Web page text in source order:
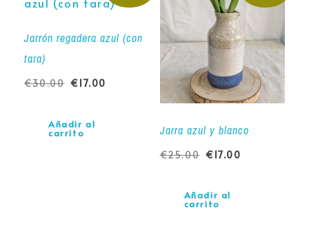
Jarrón regadera azul (con
tara)
€30.00 € 17.00
Añadir al
carrito Jarra azul y blanco
€25.00 € 17.00
Añadir al
carrito